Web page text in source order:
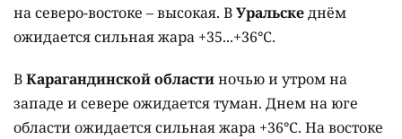
на северо-востоке – высокая. ВУральскеднём
ожидается сильная жара +35...+36°C.
ВКарагандинской областиночью и утром на
западе и севере ожидается туман. Днем на юге
области ожидается сильная жара +36°C. На востоке